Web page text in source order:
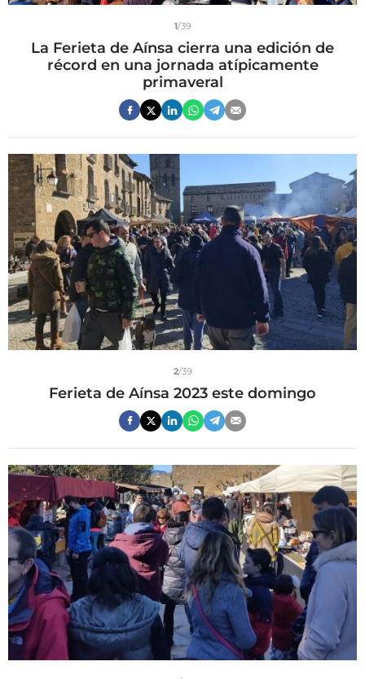
1/39
La Ferieta de Aínsa cierra una edición de
récord en una jornada atípicamente
primaveral
2/39
Ferieta de Aínsa 2023 este domingo